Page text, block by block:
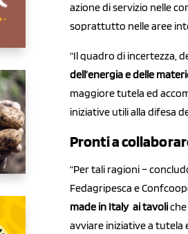
azione di servizio nelle
soprattutto nelle aree
“Il quadro di incertezza,
dell’energia e delle
maggiore tutela ed
iniziative utili alla difesa
Pronti a
“Per tali ragioni –
Fedagripesca e
made in Italy ai tavoli
avviare iniziative a tutela